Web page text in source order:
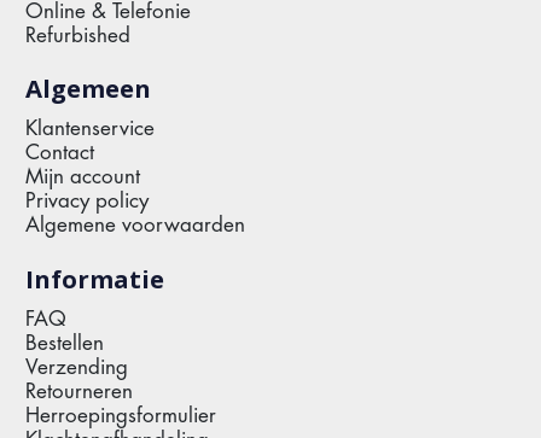
Online & Telefonie
Refurbished
Algemeen
Klantenservice
Contact
Mijn account
Privacy policy
Algemene voorwaarden
Informatie
FAQ
Bestellen
Verzending
Retourneren
Herroepingsformulier